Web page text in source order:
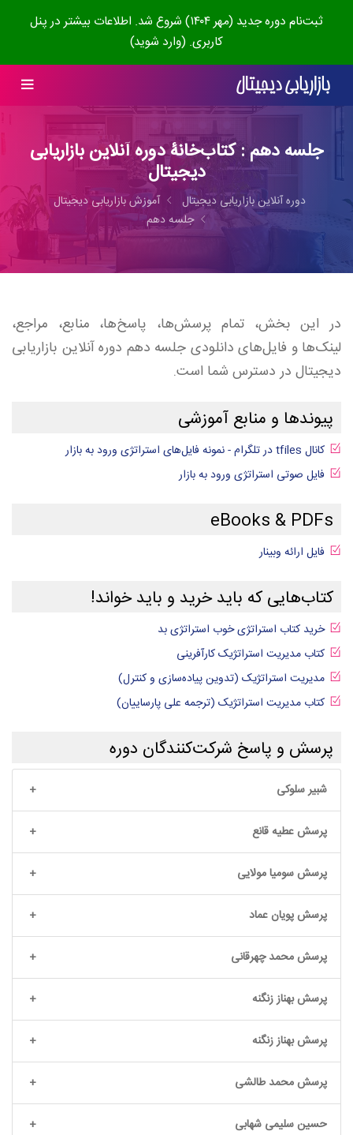
ثبت‌نام دوره جدید (مهر ۱۴۰۴) شروع شد. اطلاعات بیشتر در پنل
کاربری. (وارد شوید)
جلسه دهم : کتاب‌خانۀ دوره آنلاین بازاریابی
دیجیتال
دوره آنلاین بازاریابی دیجیتال
آموزش بازاریابی دیجیتال
جلسه دهم
در این بخش، تمام پرسش‌ها، پاسخ‌ها، منابع، مراجع،
لینک‌ها و فایل‌های دانلودی جلسه دهم دوره آنلاین بازاریابی
دیجیتال در دسترس شما است.
پیوندها و منابع آموزشی
کانال tfiles در تلگرام - نمونه فایل‌های استراتژی ورود به بازار
فایل صوتی استراتژی ورود به بازار
eBooks & PDFs
فایل ارائه وبینار
کتاب‌هایی که باید خرید و باید خواند!
خرید کتاب استراتژی خوب استراتژی بد
کتاب مدیریت استراتژیک کارآفرینی
مديريت استراتژيک (تدوين پياده‌سازی و كنترل)
کتاب مدیریت استراتژیک (ترجمه علی پارساییان)
پرسش و پاسخ شرکت‌کنندگان دوره
شبیر سلوکی
پرسش عطیه قانع
پرسش سومیا مولایی
پرسش پویان عماد
پرسش محمد چهرقانی
پرسش بهناز زنگنه
پرسش بهناز زنگنه
پرسش محمد طالشی
حسین سلیمی شهابی